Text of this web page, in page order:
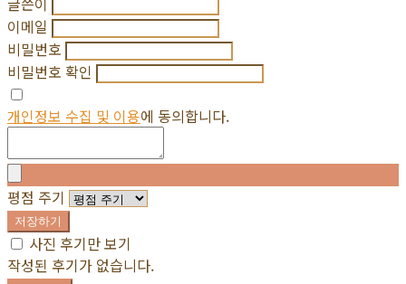
이메일
비밀번호
비밀번호 확인
개인정보 수집 및 이용에 동의합니다.
평점 주기
저장하기
사진 후기만 보기
작성된 후기가 없습니다.